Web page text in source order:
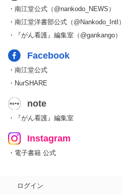
・南江堂公式（@nankodo_NEWS）
・南江堂洋書部公式（@Nankodo_Intl）
・『がん看護』編集室（@gankango）
Facebook
・南江堂公式
・NurSHARE
note
・『がん看護』編集室
Instagram
・電子書籍 公式
ログイン